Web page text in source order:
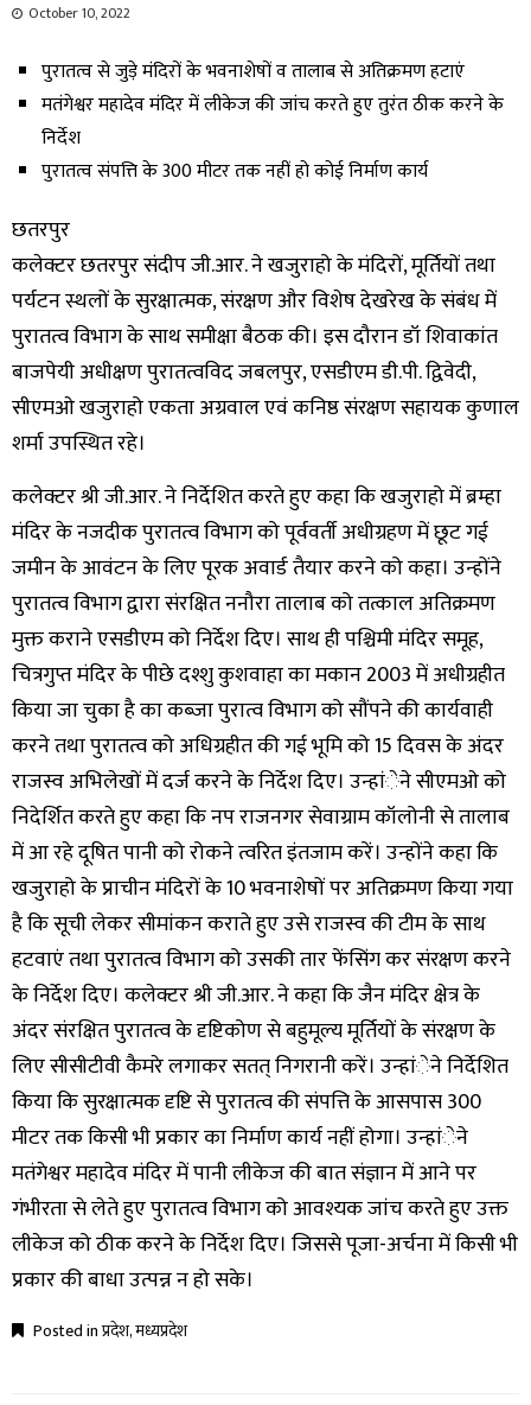
October 10, 2022
पुरातत्व से जुड़े मंदिरों के भवनाशेषों व तालाब से अतिक्रमण हटाएं
मतंगेश्वर महादेव मंदिर में लीकेज की जांच करते हुए तुरंत ठीक करने के
निर्देश
पुरातत्व संपत्ति के 300 मीटर तक नहीं हो कोई निर्माण कार्य
छतरपुर
कलेक्टर छतरपुर संदीप जी.आर. ने खजुराहो के मंदिरों, मूर्तियों तथा
पर्यटन स्थलों के सुरक्षात्मक, संरक्षण और विशेष देखरेख के संबंध में
पुरातत्व विभाग के साथ समीक्षा बैठक की। इस दौरान डॉ शिवाकांत
बाजपेयी अधीक्षण पुरातत्वविद जबलपुर, एसडीएम डी.पी. द्विवेदी,
सीएमओ खजुराहो एकता अग्रवाल एवं कनिष्ठ संरक्षण सहायक कुणाल
शर्मा उपस्थित रहे।
कलेक्टर श्री जी.आर. ने निर्देशित करते हुए कहा कि खजुराहो में ब्रम्हा
मंदिर के नजदीक पुरातत्व विभाग को पूर्ववर्ती अधीग्रहण में छूट गई
जमीन के आवंटन के लिए पूरक अवार्ड तैयार करने को कहा। उन्होंने
पुरातत्व विभाग द्वारा संरक्षित ननौरा तालाब को तत्काल अतिक्रमण
मुक्त कराने एसडीएम को निर्देश दिए। साथ ही पश्चिमी मंदिर समूह,
चित्रगुप्त मंदिर के पीछे दश्शु कुशवाहा का मकान 2003 में अधीग्रहीत
किया जा चुका है का कब्जा पुरात्व विभाग को सौंपने की कार्यवाही
करने तथा पुरातत्व को अधिग्रहीत की गई भूमि को 15 दिवस के अंदर
राजस्व अभिलेखों में दर्ज करने के निर्देश दिए। उन्हांेने सीएमओ को
निदेर्शित करते हुए कहा कि नप राजनगर सेवाग्राम कॉलोनी से तालाब
में आ रहे दूषित पानी को रोकने त्वरित इंतजाम करें। उन्होंने कहा कि
खजुराहो के प्राचीन मंदिरों के 10 भवनाशेषों पर अतिक्रमण किया गया
है कि सूची लेकर सीमांकन कराते हुए उसे राजस्व की टीम के साथ
हटवाएं तथा पुरातत्व विभाग को उसकी तार फेंसिंग कर संरक्षण करने
के निर्देश दिए। कलेक्टर श्री जी.आर. ने कहा कि जैन मंदिर क्षेत्र के
अंदर संरक्षित पुरातत्व के दृष्टिकोण से बहुमूल्य मूर्तियों के संरक्षण के
लिए सीसीटीवी कैमरे लगाकर सतत् निगरानी करें। उन्हांेने निर्देशित
किया कि सुरक्षात्मक दृष्टि से पुरातत्व की संपत्ति के आसपास 300
मीटर तक किसी भी प्रकार का निर्माण कार्य नहीं होगा। उन्हांेने
मतंगेश्वर महादेव मंदिर में पानी लीकेज की बात संज्ञान में आने पर
गंभीरता से लेते हुए पुरातत्व विभाग को आवश्यक जांच करते हुए उक्त
लीकेज को ठीक करने के निर्देश दिए। जिससे पूजा-अर्चना में किसी भी
प्रकार की बाधा उत्पन्न न हो सके।
Posted inप्रदेश,मध्यप्रदेश